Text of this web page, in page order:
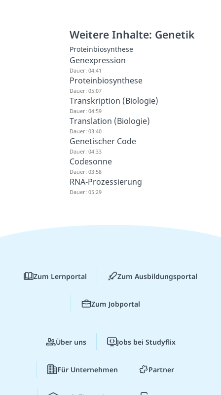
Weitere Inhalte: Genetik
Proteinbiosynthese
Genexpression
Dauer: 04:41
Proteinbiosynthese
Dauer: 05:07
Transkription (Biologie)
Dauer: 04:59
Translation (Biologie)
Dauer: 03:40
Genetischer Code
Dauer: 04:33
Codesonne
Dauer: 03:58
RNA-Prozessierung
Dauer: 05:29
Zum Lernportal Zum Ausbildungsportal
Zum Jobportal
Über uns Jobs bei Studyflix
Für Unternehmen Partner